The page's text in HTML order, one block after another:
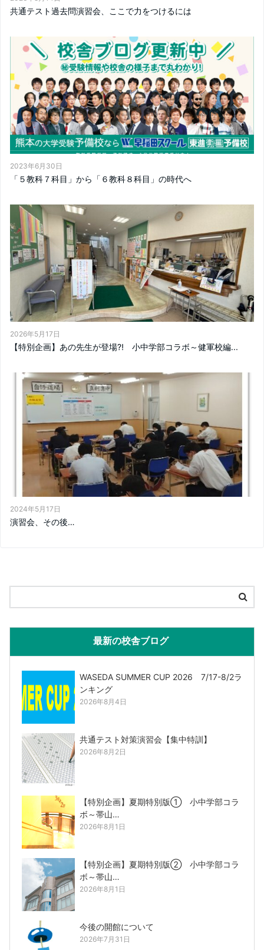
共通テスト過去問演習会、ここで力をつけるには
2023年6月30日
「５教科７科目」から「６教科８科目」の時代へ
2026年5月17日
【特別企画】あの先生が登場⁈ 小中学部コラボ～健軍校編...
2024年5月17日
演習会、その後…
最新の校舎ブログ
WASEDA SUMMER CUP 2026 7/17-8/2ラ
ンキング
2026年8月4日
共通テスト対策演習会【集中特訓】
2026年8月2日
【特別企画】夏期特別版① 小中学部コラ
ボ～帯山…
2026年8月1日
【特別企画】夏期特別版② 小中学部コラ
ボ～帯山…
2026年8月1日
今後の開館について
2026年7月31日